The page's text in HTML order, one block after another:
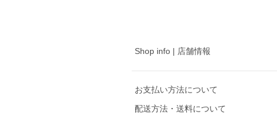
Shop info | 店舗情報
お支払い方法について
配送方法・送料について